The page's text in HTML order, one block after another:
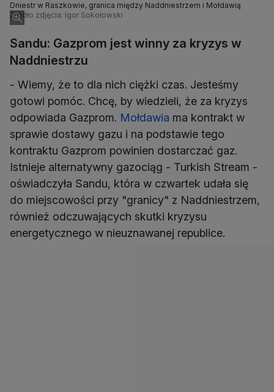
Dniestr w Raszkowie, granica między Naddniestrzem i Mołdawią
Źródło zdjęcia: Igor Sokołowski
Sandu: Gazprom jest winny za kryzys w
Naddniestrzu
- Wiemy, że to dla nich ciężki czas. Jesteśmy
gotowi pomóc. Chcę, by wiedzieli, że za kryzys
odpowiada Gazprom. Mołdawia ma kontrakt w
sprawie dostawy gazu i na podstawie tego
kontraktu Gazprom powinien dostarczać gaz.
Istnieje alternatywny gazociąg - Turkish Stream -
oświadczyła Sandu, która w czwartek udała się
do miejscowości przy "granicy" z Naddniestrzem,
również odczuwających skutki kryzysu
energetycznego w nieuznawanej republice.